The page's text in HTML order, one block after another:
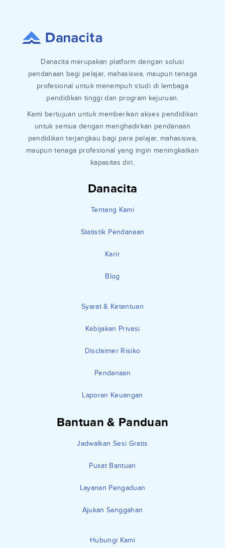
Danacita
Tentang Kami
Statistik Pendanaan
Karir
Blog
Syarat & Ketentuan
Kebijakan Privasi
Disclaimer Risiko
Pendanaan
Laporan Keuangan
Bantuan & Panduan
Jadwalkan Sesi Gratis
Pusat Bantuan
Layanan Pengaduan
Ajukan Sanggahan
Hubungi Kami
Danacita merupakan platform dengan solusi
pendanaan bagi pelajar, mahasiswa, maupun tenaga
profesional untuk menempuh studi di lembaga
pendidikan tinggi dan program kejuruan.
Kami bertujuan untuk memberikan akses pendidikan
untuk semua dengan menghadirkan pendanaan
pendidikan terjangkau bagi para pelajar, mahasiswa,
maupun tenaga profesional yang ingin meningkatkan
kapasitas diri.